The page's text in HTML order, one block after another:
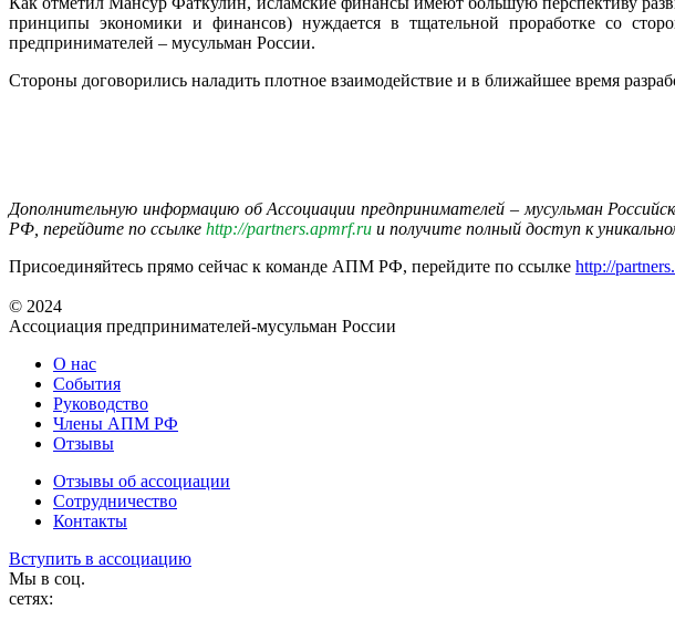
принципы экономики и финансов) нуждается в тщательной проработке со
предпринимателей – мусульман России.
Стороны договорились наладить плотное взаимодействие и в ближайшее время
Дополнительную информацию об Ассоциации предпринимателей – мусульман
РФ, перейдите по ссылке http://partners.apmrf.ru и получите полный доступ к
Присоединяйтесь прямо сейчас к команде АПМ РФ, перейдите по ссылке http://
© 2024
Ассоциация предпринимателей-мусульман России
О нас
События
Руководство
Члены АПМ РФ
Отзывы
Отзывы об ассоциации
Сотрудничество
Контакты
Вступить в ассоциацию
Мы в соц.
сетях: